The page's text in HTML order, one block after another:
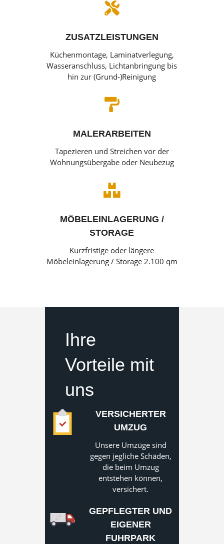

ZUSATZLEISTUNGEN
Küchenmontage, Laminatverlegung,
Wasseranschluss, Lichtanbringung bis
hin zur (Grund-)Reinigung

MALERARBEITEN
Tapezieren und Streichen vor der
Wohnungsübergabe oder Neubezug

MÖBELEINLAGERUNG /
STORAGE
Kurzfristige oder längere
Möbeleinlagerung / Storage 2.100 qm
Ihre
Vorteile mit
uns
VERSICHERTER
UMZUG
Unsere Umzüge sind
gegen jegliche Schäden,
die beim Umzug
entstehen können,
versichert.
GEPFLEGTER UND
EIGENER
FUHRPARK